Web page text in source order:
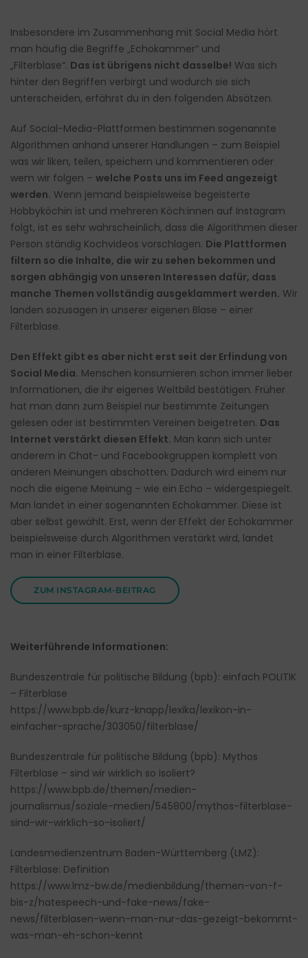
Insbesondere im Zusammenhang mit Social Media hört
man häufig die Begriffe „Echokammer“ und
„Filterblase“. Das ist übrigens nicht dasselbe! Was sich
hinter den Begriffen verbirgt und wodurch sie sich
unterscheiden, erfährst du in den folgenden Absätzen.
Auf Social-Media-Plattformen bestimmen sogenannte
Algorithmen anhand unserer Handlungen – zum Beispiel
was wir liken, teilen, speichern und kommentieren oder
wem wir folgen – welche Posts uns im Feed angezeigt
werden. Wenn jemand beispielsweise begeisterte
Hobbyköchin ist und mehreren Köch:innen auf Instagram
folgt, ist es sehr wahrscheinlich, dass die Algorithmen dieser
Person ständig Kochvideos vorschlagen. Die Plattformen
filtern so die Inhalte, die wir zu sehen bekommen und
sorgen abhängig von unseren Interessen dafür, dass
manche Themen vollständig ausgeklammert werden. Wir
landen sozusagen in unserer eigenen Blase – einer
Filterblase.
Den Effekt gibt es aber nicht erst seit der Erfindung von
Social Media. Menschen konsumieren schon immer lieber
Informationen, die ihr eigenes Weltbild bestätigen. Früher
hat man dann zum Beispiel nur bestimmte Zeitungen
gelesen oder ist bestimmten Vereinen beigetreten. Das
Internet verstärkt diesen Effekt. Man kann sich unter
anderem in Chat- und Facebookgruppen komplett von
anderen Meinungen abschotten. Dadurch wird einem nur
noch die eigene Meinung – wie ein Echo – widergespiegelt.
Man landet in einer sogenannten Echokammer. Diese ist
aber selbst gewählt. Erst, wenn der Effekt der Echokammer
beispielsweise durch Algorithmen verstärkt wird, landet
man in einer Filterblase.
ZUM INSTAGRAM-BEITRAG
Weiterführende Informationen:
Bundeszentrale für politische Bildung (bpb): einfach POLITIK
– Filterblase
https://www.bpb.de/kurz-knapp/lexika/lexikon-in-
einfacher-sprache/303050/filterblase/
Bundeszentrale für politische Bildung (bpb): Mythos
Filterblase – sind wir wirklich so isoliert?
https://www.bpb.de/themen/medien-
journalismus/soziale-medien/545800/mythos-filterblase-
sind-wir-wirklich-so-isoliert/
Landesmedienzentrum Baden-Württemberg (LMZ):
Filterblase: Definition
https://www.lmz-bw.de/medienbildung/themen-von-f-
bis-z/hatespeech-und-fake-news/fake-
news/filterblasen-wenn-man-nur-das-gezeigt-bekommt-
was-man-eh-schon-kennt